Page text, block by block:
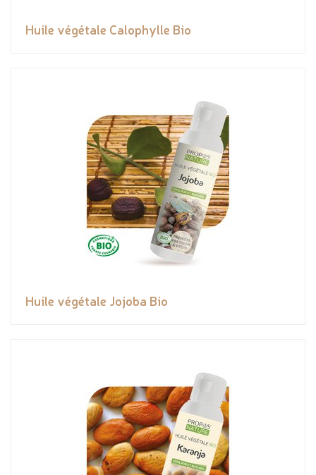
Huile végétale Calophylle Bio
Huile végétale Jojoba Bio